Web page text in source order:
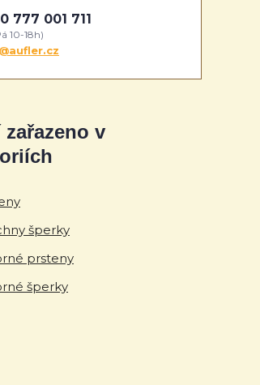
v
šperky
prsteny
šperky
777 001 711
10-18h)